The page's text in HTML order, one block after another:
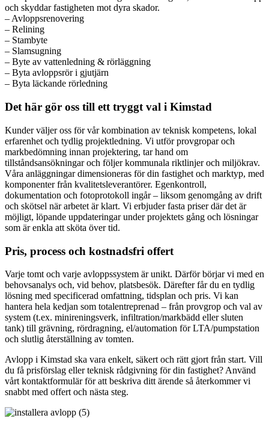
och skyddar fastigheten mot dyra skador.
– Avloppsrenovering
– Relining
– Stambyte
– Slamsugning
– Byte av vattenledning & rörläggning
– Byta avloppsrör i gjutjärn
– Byta läckande rörledning
Det här gör oss till ett tryggt val i Kimstad
Kunder väljer oss för vår kombination av teknisk kompetens, lokal
erfarenhet och tydlig projektledning. Vi utför provgropar och
markbedömning innan projektering, tar hand om
tillståndsansökningar och följer kommunala riktlinjer och miljökrav.
Våra anläggningar dimensioneras för din fastighet och marktyp, med
komponenter från kvalitetsleverantörer. Egenkontroll,
dokumentation och fotoprotokoll ingår – liksom genomgång av drift
och skötsel när arbetet är klart. Vi erbjuder fasta priser där det är
möjligt, löpande uppdateringar under projektets gång och lösningar
som är enkla att sköta över tid.
Pris, process och kostnadsfri offert
Varje tomt och varje avloppssystem är unikt. Därför börjar vi med en
behovsanalys och, vid behov, platsbesök. Därefter får du en tydlig
lösning med specificerad omfattning, tidsplan och pris. Vi kan
hantera hela kedjan som totalentreprenad – från provgrop och val av
system (t.ex. minireningsverk, infiltration/markbädd eller sluten
tank) till grävning, rördragning, el/automation för LTA/pumpstation
och slutlig återställning av tomten.
Avlopp i Kimstad ska vara enkelt, säkert och rätt gjort från start. Vill
du få prisförslag eller teknisk rådgivning för din fastighet? Använd
vårt kontaktformulär för att beskriva ditt ärende så återkommer vi
snabbt med offert och nästa steg.